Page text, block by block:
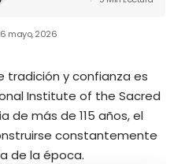
mayo, 2026
tradición y confianza es
Institute of the Sacred
de más de 115 años, el
constantemente
de la época.